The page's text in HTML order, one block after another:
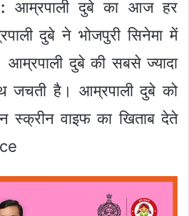
आम्रपाली दुबे का आज हर
दुबे ने भोजपुरी सिनेमा में
दुबे की सबसे ज्यादा
जचती है। आम्रपाली दुबे को
वाइफ का खिताब देते